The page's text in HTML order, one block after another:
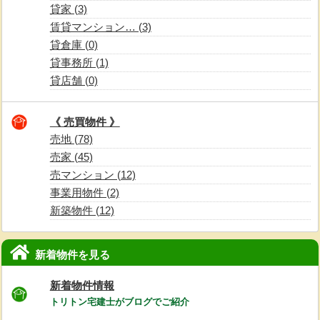
貸家 (3)
賃貸マンション… (3)
貸倉庫 (0)
貸事務所 (1)
貸店舗 (0)
《 売買物件 》
売地 (78)
売家 (45)
売マンション (12)
事業用物件 (2)
新築物件 (12)
新着物件を見る
新着物件情報
トリトン宅建士がブログでご紹介